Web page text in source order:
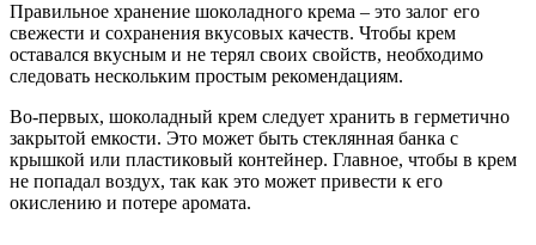
Правильное хранение шоколадного крема – это залог его
свежести и сохранения вкусовых качеств. Чтобы крем
оставался вкусным и не терял своих свойств, необходимо
следовать нескольким простым рекомендациям.
Во-первых, шоколадный крем следует хранить в герметично
закрытой емкости. Это может быть стеклянная банка с
крышкой или пластиковый контейнер. Главное, чтобы в крем
не попадал воздух, так как это может привести к его
окислению и потере аромата.